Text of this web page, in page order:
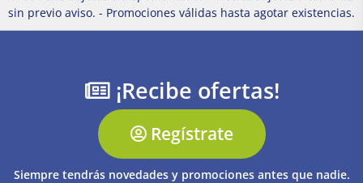
sin previo aviso. - Promociones válidas hasta agotar existencias.
¡Recibe ofertas!
Regístrate
Siempre tendrás novedades y promociones antes que nadie.